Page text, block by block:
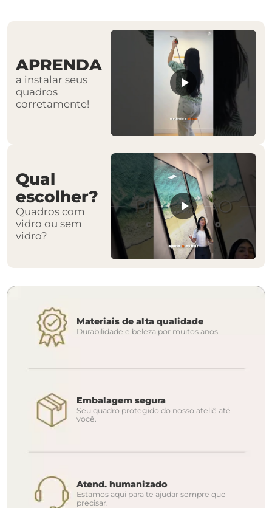
APRENDA
a instalar seus
quadros
corretamente!
Qual
escolher?
Quadros com
vidro ou sem
vidro?
Materiais de alta qualidade
Durabilidade e beleza por muitos anos.
Embalagem segura
Seu quadro protegido do nosso ateliê até
você.
Atend. humanizado
Estamos aqui para te ajudar sempre que
precisar.